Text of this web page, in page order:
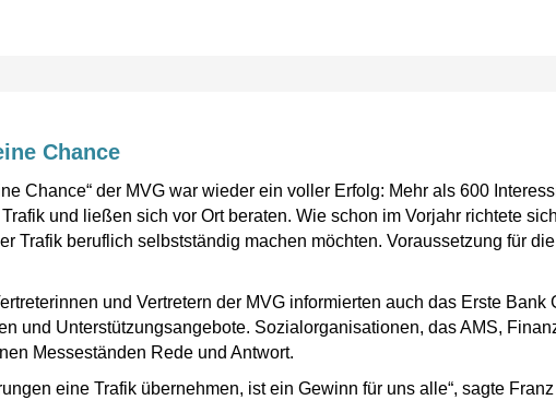
Chance
Chance“ der MVG war wieder ein voller Erfolg: Mehr als 600
und ließen sich vor Ort beraten. Wie schon im Vorjahr richtete
Trafik beruflich selbstständig machen möchten. Voraussetzung für
und Vertretern der MVG informierten auch das Erste
und Unterstützungsangebote. Sozialorganisationen, das AMS,
Messeständen Rede und Antwort.
eine Trafik übernehmen, ist ein Gewinn für uns alle“, sagte